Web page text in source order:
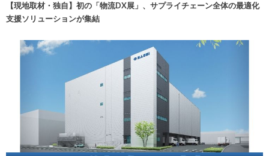
【現地取材・独自】初の「物流DX展」、サプライチェーン全体の最適化
支援ソリューションが集結